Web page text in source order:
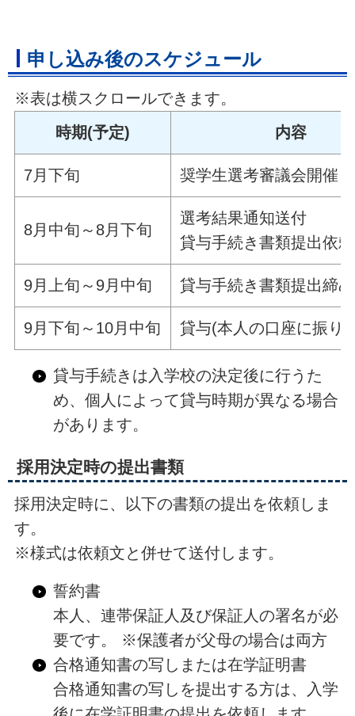
申し込み後のスケジュール
※表は横スクロールできます。
時期(予定)
内容
7月下旬 奨学生選考審議会開催
8月中旬～8月下旬
選考結果通知送付
貸与手続き書類提出依
9月上旬～9月中旬 貸与手続き書類提出締
9月下旬～10月中旬 貸与(本人の口座に振り
貸与手続きは入学校の決定後に行うた
め、個人によって貸与時期が異なる場合
があります。
採用決定時の提出書類
採用決定時に、以下の書類の提出を依頼しま
す。
※様式は依頼文と併せて送付します。
誓約書
本人、連帯保証人及び保証人の署名が必
要です。 ※保護者が父母の場合は両方
合格通知書の写しまたは在学証明書
合格通知書の写しを提出する方は、入学